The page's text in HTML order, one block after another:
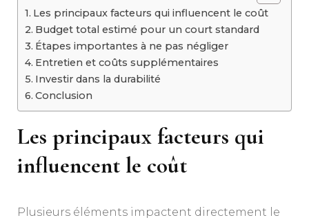
Les principaux facteurs qui influencent le coût
Budget total estimé pour un court standard
Étapes importantes à ne pas négliger
Entretien et coûts supplémentaires
Investir dans la durabilité
Conclusion
Les principaux facteurs qui
influencent le coût
Plusieurs éléments impactent directement le